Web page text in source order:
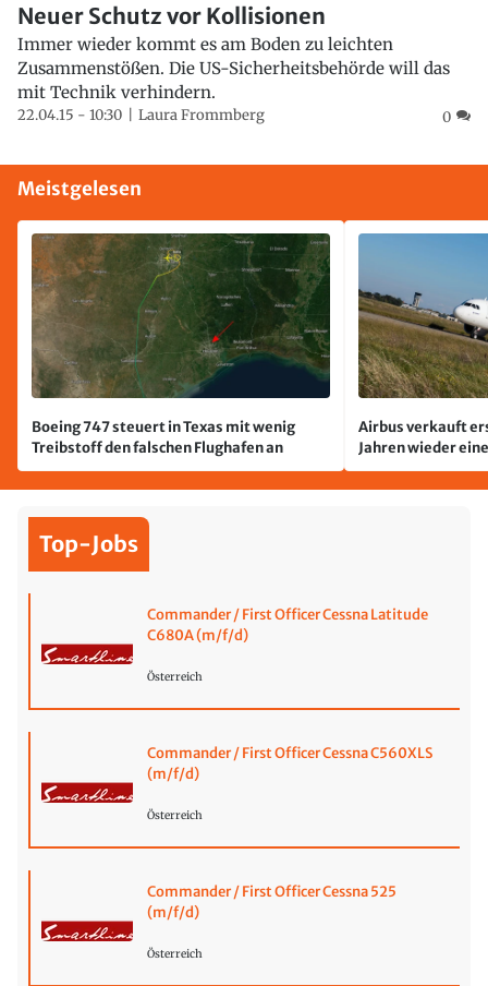
Neuer Schutz vor Kollisionen
Immer wieder kommt es am Boden zu leichten
Zusammenstößen. Die US-Sicherheitsbehörde will das
mit Technik verhindern.
22.04.15 - 10:30 Laura Frommberg 0
Meistgelesen
Boeing 747 steuert in Texas mit wenig
Treibstoff den falschen Flughafen an
Airbus verkauft
Jahren wieder
Top-Jobs
Commander / First Officer Cessna Latitude
C680A (m/f/d)
Österreich
Commander / First Officer Cessna C560XLS
(m/f/d)
Österreich
Commander / First Officer Cessna 525
(m/f/d)
Österreich